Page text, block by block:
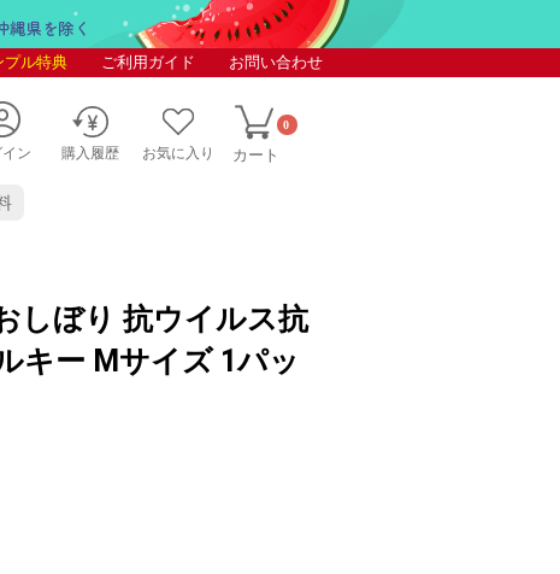
プル特典 ご利用ガイド お問い合わせ
イン 購入履歴 お気に入り カート
0
しぼり 抗ウイルス抗
キー Mサイズ 1パッ